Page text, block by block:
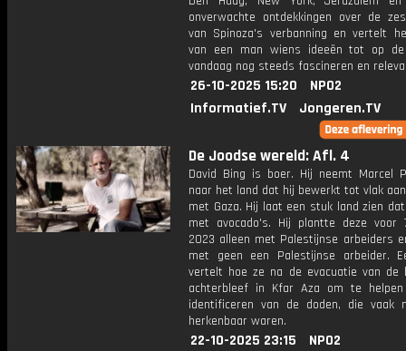
onverwachte ontdekkingen over de
van Spinoza's verbanning en vertelt
van een man wiens ideeën tot op
vandaag nog steeds fascineren en
26-10-2025 15:20
NPO2
Informatief.TV
Jongeren.TV
De Joodse wereld: Afl. 4
David Bing is boer. Hij neemt Marcel
naar het land dat hij bewerkt tot vlak
met Gaza. Hij laat een stuk land zien
met avocado's. Hij plantte deze voor
2023 alleen met Palestijnse arbeiders
met geen een Palestijnse arbeider.
vertelt hoe ze na de evacuatie van de
achterbleef in Kfar Aza om te
identificeren van de doden, die vaak
herkenbaar waren.
22-10-2025 23:15
NPO2